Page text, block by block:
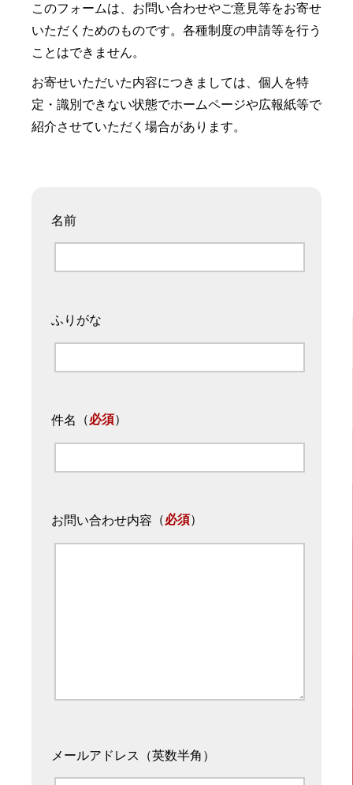
このフォームは、お問い合わせやご意見等をお寄せ
いただくためのものです。各種制度の申請等を行う
ことはできません。
お寄せいただいた内容につきましては、個人を特
定・識別できない状態でホームページや広報紙等で
紹介させていただく場合があります。
名前
ふりがな
件名 （必須）
お問い合わせ内容 （必須）
メールアドレス（英数半角）